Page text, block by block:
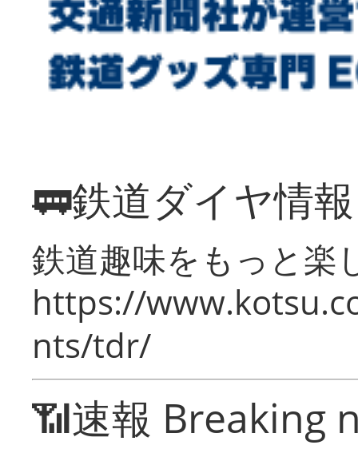
🚃鉄道ダイヤ情
鉄道趣味をもっと楽
https://
nts/tdr/
📶速報 Breaking